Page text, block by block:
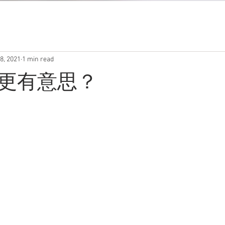
有意思？
2021 1 min read